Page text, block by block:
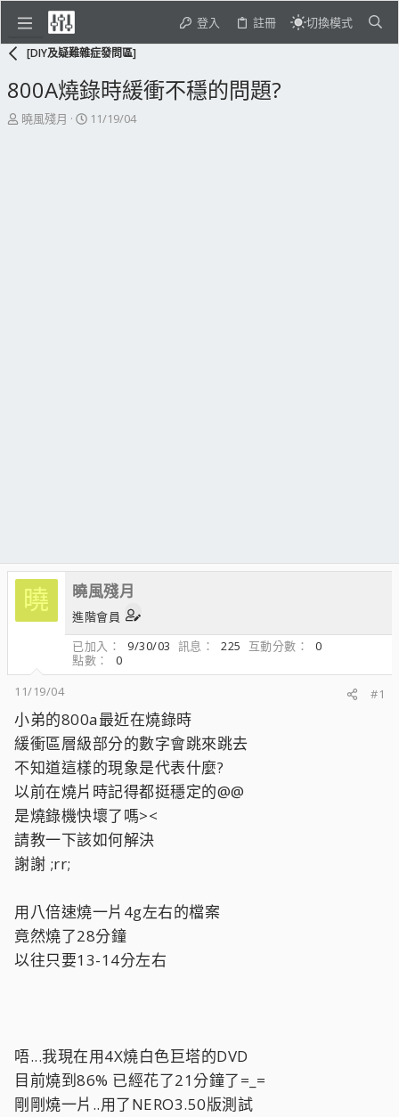
登入 註冊 切換模式
[DIY及疑難雜症發問區]
800A燒錄時緩衝不穩的問題?
主
曉風殘月
開
11/19/04
曉 曉風殘月
進階會員
已加入
9/30/03 訊息 225 互動分數
0
點數
0
11/19/04
#1
小弟的800a最近在燒錄時
緩衝區層級部分的數字會跳來跳去
不知道這樣的現象是代表什麼?
以前在燒片時記得都挺穩定的@@
是燒錄機快壞了嗎><
請教一下該如何解決
謝謝 ;rr;
用八倍速燒一片4g左右的檔案
竟然燒了28分鐘
以往只要13-14分左右
唔...我現在用4X燒白色巨塔的DVD
目前燒到86% 已經花了21分鐘了=_=
剛剛燒一片..用了NERO3.50版測試